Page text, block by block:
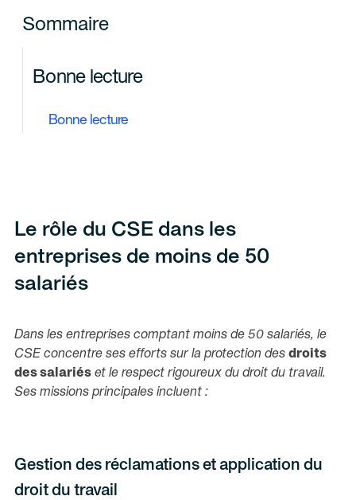
Sommaire
Bonne lecture
Bonne lecture
Le rôle du CSE dans les
entreprises de moins de 50
salariés
Dans les entreprises comptant moins de 50 salariés, le
CSE concentre ses efforts sur la protection des droits
des salariés et le respect rigoureux du droit du travail.
Ses missions principales incluent :
Gestion des réclamations et application du
droit du travail